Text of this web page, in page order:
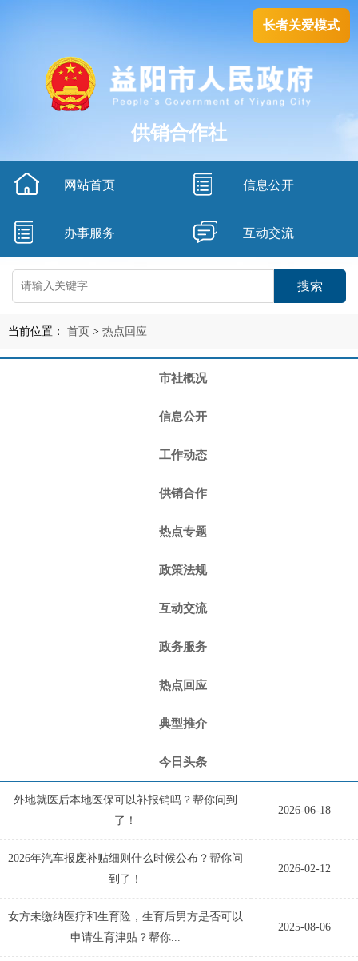
供销合作社
长者关爱模式
网站首页 信息公开
办事服务 互动交流
搜索
当前位置： 首页 > 热点回应
市社概况
信息公开
工作动态
供销合作
热点专题
政策法规
互动交流
政务服务
热点回应
典型推介
今日头条
外地就医后本地医保可以补报销吗？帮你问到
了！
2026-06-18
2026年汽车报废补贴细则什么时候公布？帮你问
到了！
2026-02-12
女方未缴纳医疗和生育险，生育后男方是否可以
申请生育津贴？帮你...
2025-08-06